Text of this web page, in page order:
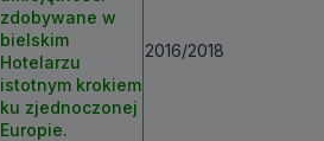
zdobywane w
bielskim
Hotelarzu
istotnym krokiem
ku zjednoczonej
Europie.
2016/2018